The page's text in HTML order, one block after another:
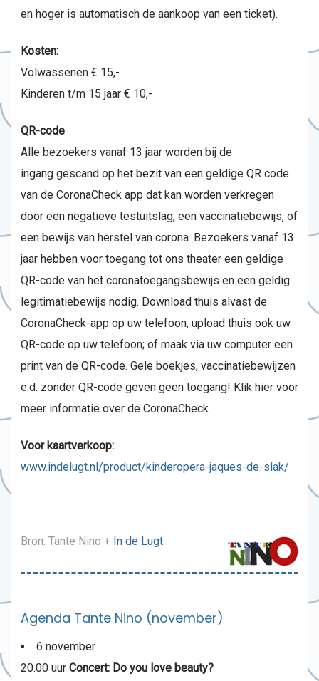
en hoger is automatisch de aankoop van een ticket).
Kosten:
Volwassenen € 15,-
Kinderen t/m 15 jaar € 10,-
QR-code
Alle bezoekers vanaf 13 jaar worden bij de
ingang gescand op het bezit van een geldige QR code
van de CoronaCheck app dat kan worden verkregen
door een negatieve testuitslag, een vaccinatiebewijs, of
een bewijs van herstel van corona. Bezoekers vanaf 13
jaar hebben voor toegang tot ons theater een geldige
QR-code van het coronatoegangsbewijs en een geldig
legitimatiebewijs nodig. Download thuis alvast de
CoronaCheck-app op uw telefoon, upload thuis ook uw
QR-code op uw telefoon; of maak via uw computer een
print van de QR-code. Gele boekjes, vaccinatiebewijzen
e.d. zonder QR-code geven geen toegang! Klik hier voor
meer informatie over de CoronaCheck.
Voor kaartverkoop:
www.indelugt.nl/product/kinderopera-jaques-de-slak/
Bron: Tante Nino + In de Lugt
Agenda Tante Nino (november)
6 november
20.00 uur Concert: Do you love beauty?